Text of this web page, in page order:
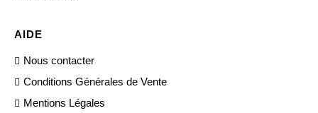
AIDE
Nous contacter
Conditions Générales de Vente
Mentions Légales